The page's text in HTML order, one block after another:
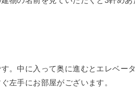
。中に入って奥に進むとエレベー
左手にお部屋がございます。